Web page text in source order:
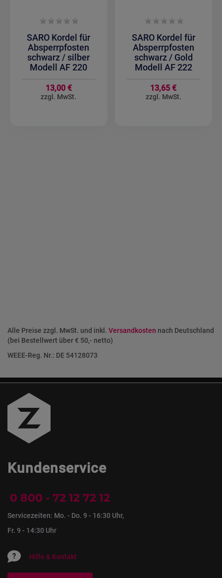
SARO Kordel für
Absperrpfosten
schwarz / silber
Modell AF 220
13,00 €
SARO Kordel für
Absperrpfosten
schwarz / Gold
Modell AF 222
13,65 €
Alle Preise zzgl. MwSt. und inkl. Versandkosten nach Deutschland
(bei Bestellwert über € 50,- netto)
WEEE-Reg. Nr.: DE 54128073
Kundenservice
0 800 - 72 12 72 12
Servicezeiten: Mo. - Do. 9 - 16:30 Uhr,
Fr. 9 - 14:30 Uhr
Hilfe & Kontakt